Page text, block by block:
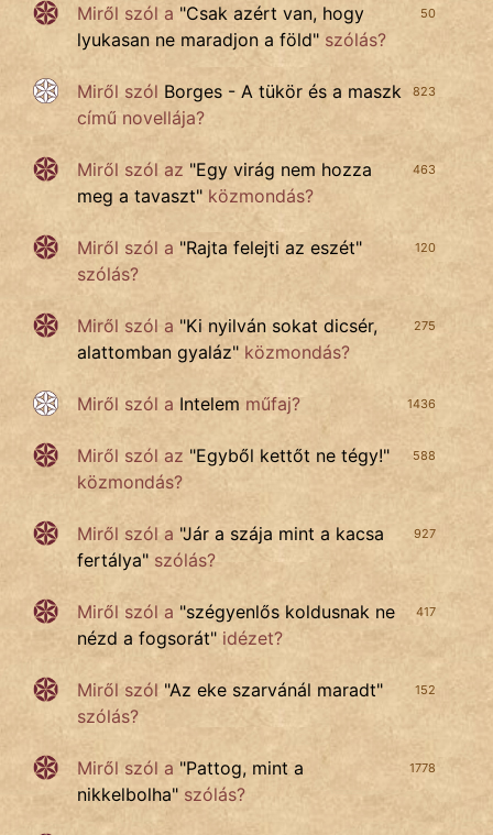
50
Miről szól a "Csak azért van, hogy
lyukasan ne maradjon a föld" szólás?
823
Miről szól Borges - A tükör és a maszk
című novellája?
463
Miről szól az "Egy virág nem hozza
meg a tavaszt" közmondás?
120
Miről szól a "Rajta felejti az eszét"
szólás?
275
Miről szól a "Ki nyilván sokat dicsér,
alattomban gyaláz" közmondás?
1436
Miről szól a Intelem műfaj?
588
Miről szól az "Egyből kettőt ne tégy!"
közmondás?
927
Miről szóla "Jár a szája mint a kacsa
fertálya" szólás?
417
Miről szól a "szégyenlős koldusnak ne
nézd a fogsorát" idézet?
152
Miről szól "Az eke szarvánál maradt"
szólás?
1778
Miről szól a "Pattog, mint a
nikkelbolha" szólás?